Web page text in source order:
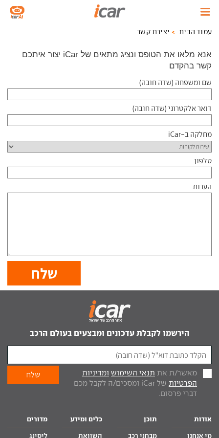
עמוד הבית יצירת קשר
אנא מלאו את הטופס ונציג מתאים של iCar יצור איתכם
קשר בהקדם
שם ומשפחה (שדה חובה)
דואר אלקטרוני (שדה חובה)
מחלקה ב-iCar
טלפון
הערות
הירשמו לקבלת עדכונים ומבצעים בעולם הרכב
מאשר/ת את תנאי השימוש ומדיניות
הפרטיות
של iCar ומסכים/ה לקבל מכם
דברי פרסום.
אודות
מי אנחנו
תוכן
מבחני רכב
כלים ומידע
השוואת
מדורים
ליסינג